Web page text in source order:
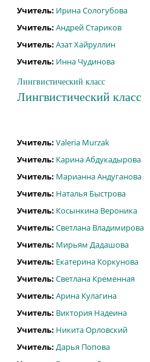
Учитель: Ирина Сологубова
Учитель: Андрей Стариков
Учитель: Азат Хайруллин
Учитель: Инна Чудинова
Лингвистический класс
Лингвистический класс
Учитель: Valeria Murzak
Учитель: Карина Абдукадырова
Учитель: Марианна Андуганова
Учитель: Наталья Быстрова
Учитель: Косынкина Вероника
Учитель: Светлана Владимирова
Учитель: Мирьям Дадашова
Учитель: Екатерина Коркунова
Учитель: Светлана Кременная
Учитель: Арина Кулагина
Учитель: Виктория Надеина
Учитель: Никита Орловский
Учитель: Дарья Попова